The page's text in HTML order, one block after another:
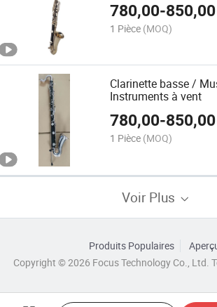
780,00-850,00
1 Pièce (MOQ)
Clarinette basse /
Instruments à vent
780,00-850,00
1 Pièce (MOQ)
Voir Plus
Produits Populaires
Copyright © 2026 Focus Technology Co., Ltd.